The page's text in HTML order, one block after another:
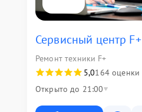
Сервисный центр F+
Ремонт техники F+
5,0164 оценки
Открыто до 21:00